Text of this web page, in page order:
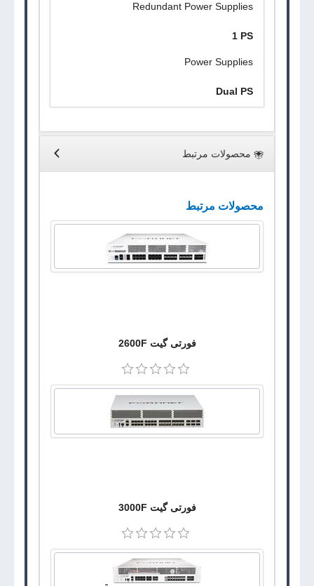
Redundant Power Supplies
1 PS
Power Supplies
Dual PS
محصولات مرتبط
محصولات مرتبط
فورتی گیت 2600F
فورتی گیت 3000F